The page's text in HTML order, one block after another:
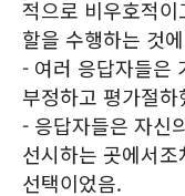
적으로 비우호적
할을 수행하는 것
- 여러 응답자들은
부정하고 평가절하
- 응답자들은 자신
선시하는 곳에서
선택이었음.